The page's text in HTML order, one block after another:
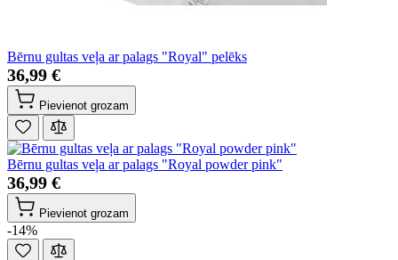
Bērnu gultas veļa ar palags "Royal" pelēks
36,99 €
Pievienot grozam
Bērnu gultas veļa ar palags "Royal powder pink"
36,99 €
Pievienot grozam
-14%